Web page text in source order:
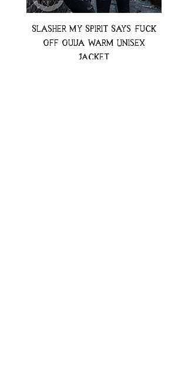
Slasher My Spirit Says Fuck
Off Ouija Warm Unisex
Jacket